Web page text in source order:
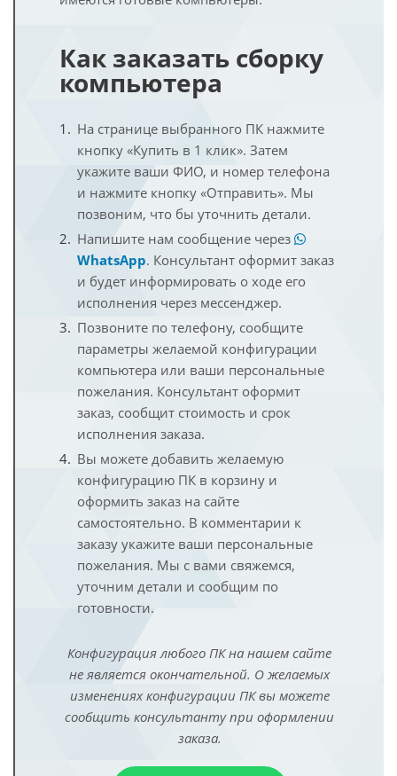
Как заказать сборку
компьютера
На странице выбранного ПК нажмите
кнопку «Купить в 1 клик». Затем
укажите ваши ФИО, и номер телефона
и нажмите кнопку «Отправить». Мы
позвоним, что бы уточнить детали.
Напишите нам сообщение через
WhatsApp. Консультант оформит заказ
и будет информировать о ходе его
исполнения через мессенджер.
Позвоните по телефону, сообщите
параметры желаемой конфигурации
компьютера или ваши персональные
пожелания. Консультант оформит
заказ, сообщит стоимость и срок
исполнения заказа.
Вы можете добавить желаемую
конфигурацию ПК в корзину и
оформить заказ на сайте
самостоятельно. В комментарии к
заказу укажите ваши персональные
пожелания. Мы с вами свяжемся,
уточним детали и сообщим по
готовности.
Конфигурация любого ПК на нашем сайте
не является окончательной. О желаемых
изменениях конфигурации ПК вы можете
сообщить консультанту при оформлении
заказа.